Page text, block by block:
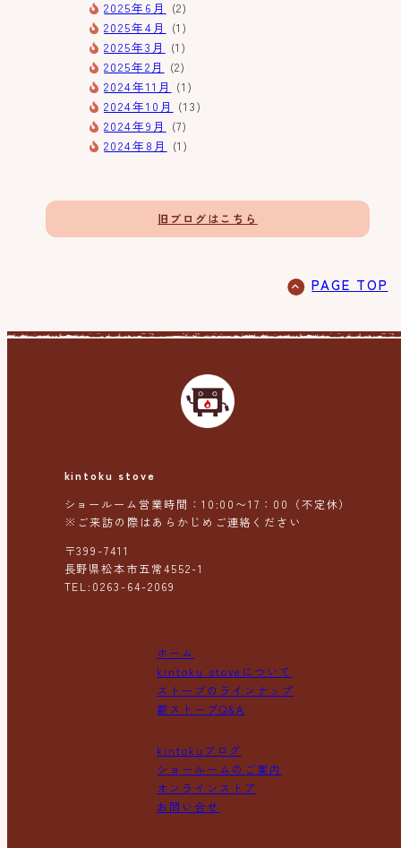
2025年6月
(2)
2025年4月
(1)
2025年3月
(1)
2025年2月
(2)
2024年11月 (1)
2024年10月 (13)
2024年9月
(7)
2024年8月
(1)
旧ブログはこちら
PAGE TOP
kintoku stove
ショールーム営業時間：10:00〜17：00（不定休）
※ご来訪の際はあらかじめご連絡ください
〒399-7411
長野県松本市五常4552-1
TEL:0263-64-2069
ホーム
kintoku stoveについて
ストーブのラインナップ
薪ストーブQ&A
kintokuブログ
ショールームのご案内
オンラインストア
お問い合せ